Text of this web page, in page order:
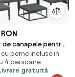
de canapele pentru
pernă 7 pcs Negru
cu perne incluse in
4 persoane
gratuită